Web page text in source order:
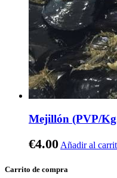
Mejillón (PVP/
€4.00 Añadir al
Carrito de compra